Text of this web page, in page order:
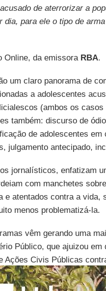
de aterrorizar a
para ele o tipo de
Online, da emissora RBA.
um claro panorama de
a adolescentes
(ambos os
também: discurso de
de adolescentes em
julgamento antecipado,
jornalísticos, enfatizam
com manchetes
e atentados contra a vida,
menos problematizá-la.
vêm gerando uma
Público, que ajuizou em
Ações Civis Públicas